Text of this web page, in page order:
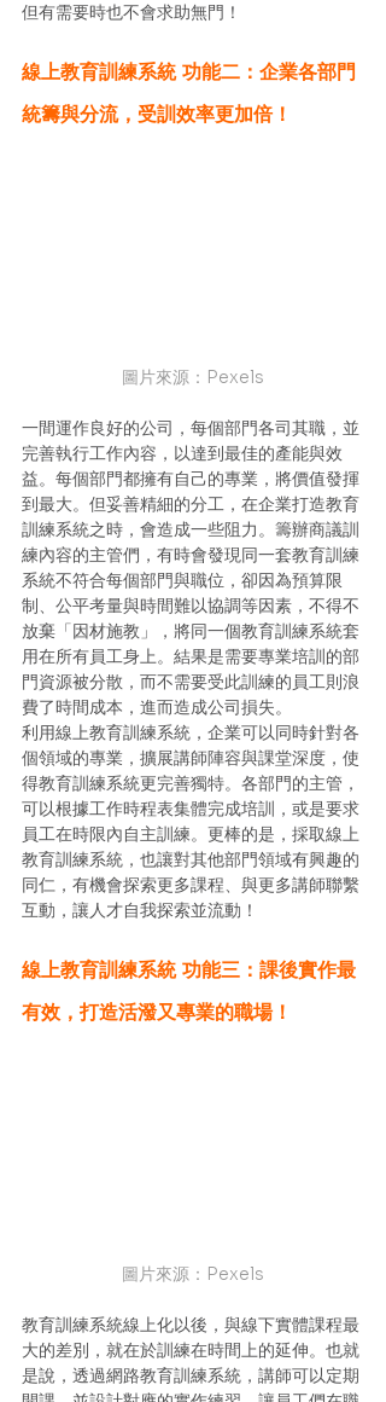
但有需要時也不會求助無門！
線上教育訓練系統 功能二：企業各部門
統籌與分流，受訓效率更加倍！
圖片來源：Pexels
一間運作良好的公司，每個部門各司其職，並
完善執行工作內容，以達到最佳的產能與效
益。每個部門都擁有自己的專業，將價值發揮
到最大。但妥善精細的分工，在企業打造教育
訓練系統之時，會造成一些阻力。籌辦商議訓
練內容的主管們，有時會發現同一套教育訓練
系統不符合每個部門與職位，卻因為預算限
制、公平考量與時間難以協調等因素，不得不
放棄「因材施教」，將同一個教育訓練系統套
用在所有員工身上。結果是需要專業培訓的部
門資源被分散，而不需要受此訓練的員工則浪
費了時間成本，進而造成公司損失。
利用線上教育訓練系統，企業可以同時針對各
個領域的專業，擴展講師陣容與課堂深度，使
得教育訓練系統更完善獨特。各部門的主管，
可以根據工作時程表集體完成培訓，或是要求
員工在時限內自主訓練。更棒的是，採取線上
教育訓練系統，也讓對其他部門領域有興趣的
同仁，有機會探索更多課程、與更多講師聯繫
互動，讓人才自我探索並流動！
線上教育訓練系統 功能三：課後實作最
有效，打造活潑又專業的職場！
圖片來源：Pexels
教育訓練系統線上化以後，與線下實體課程最
大的差別，就在於訓練在時間上的延伸。也就
是說，透過網路教育訓練系統，講師可以定期